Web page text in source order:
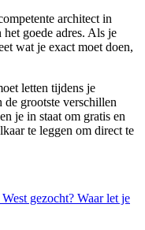
architect in
goede adres. Als je
wat je exact moet doen,
letten tijdens je
grootste verschillen
je in staat om gratis en
te leggen om direct te
gezocht? Waar let je